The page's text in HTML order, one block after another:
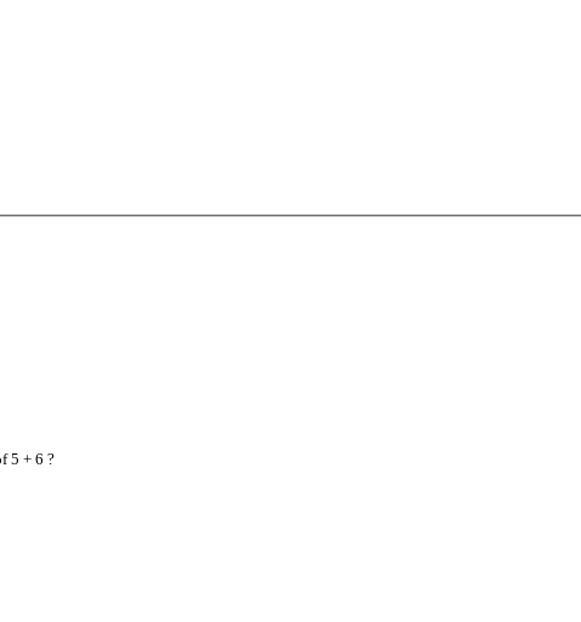
5 + 6 ?